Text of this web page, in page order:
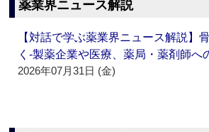
薬業界ニュース解説
【対話で学ぶ薬業界ニュース解説】
く‐製薬企業や医療、薬局・薬剤師へ
2026年07月31日 (金)